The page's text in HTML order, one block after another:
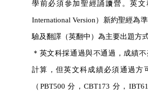
學前必須參加聖經誦讀營。英
International Version）新約聖經為
驗及翻譯（英翻中）為主要出題方式
＊英文科採通過與不通過，成績
計算，但英文科成績必須通過方
（PBT500 分，CBT173 分，